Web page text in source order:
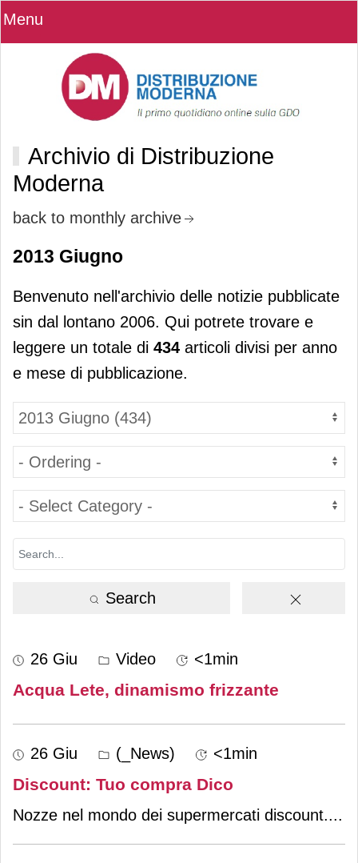
Menu
Archivio di Distribuzione
Moderna
back to monthly archive
2013 Giugno
Benvenuto nell'archivio delle notizie pubblicate
sin dal lontano 2006. Qui potrete trovare e
leggere un totale di 434 articoli divisi per anno
e mese di pubblicazione.
Search
26 Giu Video <1min
Acqua Lete, dinamismo frizzante
26 Giu (_News) <1min
Discount: Tuo compra Dico
Nozze nel mondo dei supermercati discount....